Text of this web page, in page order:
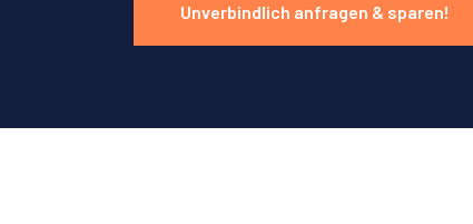
Unverbindlich anfragen & sparen!